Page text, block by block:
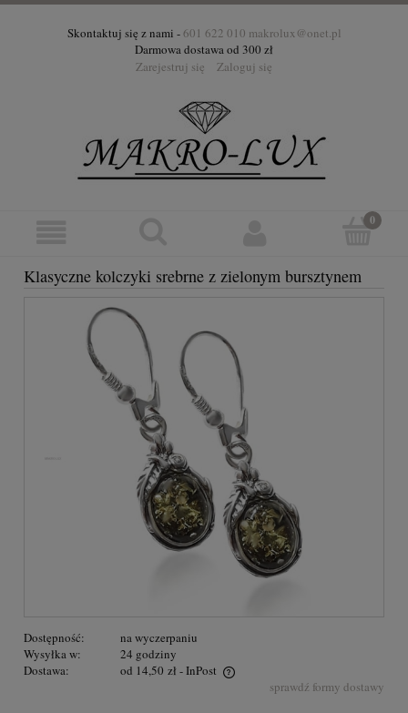
Skontaktuj się z nami -601 622 010 makrolux@onet.pl
Darmowa dostawa od 300 zł
Zarejestruj się
Zaloguj się
Klasyczne kolczyki srebrne z zielonym bursztynem
Dostępność:
na wyczerpaniu
Wysyłka w:
24 godziny
Dostawa:
od 14,50 zł- InPost
Przesyłka GRATIS na terenie Polski dla zakupów powyżej 300,00
sprawdź formy dostawy